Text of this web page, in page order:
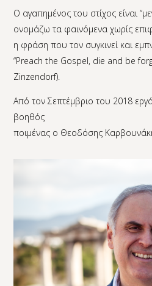
Ο αγαπημένος του στίχος είναι
ονομάζω τα φαινόμενα χωρίς
η φράση που τον συγκινεί και
“Preach the Gospel, die and be
Zinzendorf).
Από τον Σεπτέμβριο του 2018
βοηθός
ποιμένας ο Θεοδόσης